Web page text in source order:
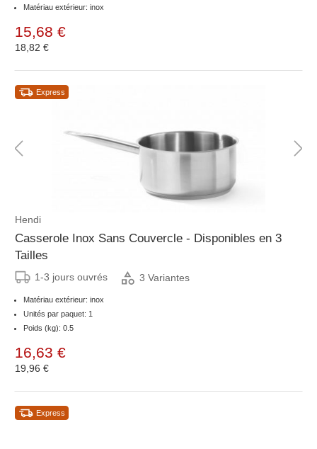
Matériau extérieur: inox
15,68 €
18,82 €
Express
Hendi
Casserole Inox Sans Couvercle - Disponibles en 3
Tailles
1-3 jours ouvrés 3 Variantes
Matériau extérieur: inox
Unités par paquet: 1
Poids (kg): 0.5
16,63 €
19,96 €
Express